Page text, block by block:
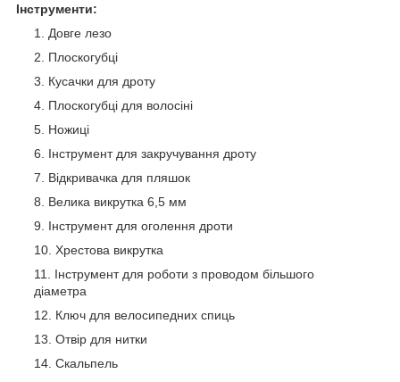
Інструменти:
Довге лезо
Плоскогубці
Кусачки для дроту
Плоскогубці для волосіні
Ножиці
Інструмент для закручування дроту
Відкривачка для пляшок
Велика викрутка 6,5 мм
Інструмент для оголення дроти
Хрестова викрутка
Інструмент для роботи з проводом більшого
діаметра
Ключ для велосипедних спиць
Отвір для нитки
Скальпель